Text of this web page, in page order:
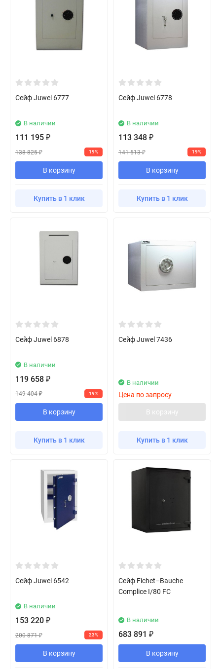
Сейф Juwel 6777
В наличии
111 195 ₽
138 825₽ 19%
В корзину
Купить в 1 клик
Сейф Juwel 6778
В наличии
113 348 ₽
141 513₽ 19%
В корзину
Купить в 1 клик
Сейф Juwel 6878
В наличии
119 658 ₽
149 404₽ 19%
В корзину
Купить в 1 клик
Сейф Juwel 7436
В наличии
Цена по запросу
В корзину
Купить в 1 клик
Сейф Juwel 6542
В наличии
153 220 ₽
200 871₽ 23%
В корзину
Сейф Fichet–Bauche
Complice I/80 FC
В наличии
683 891 ₽
В корзину